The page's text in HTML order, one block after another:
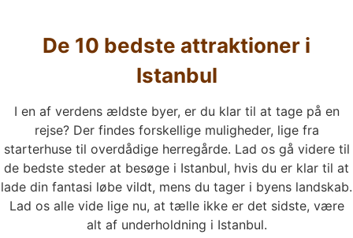
De 10 bedste attraktioner i
Istanbul
I en af verdens ældste byer, er du klar til at tage på en
rejse? Der findes forskellige muligheder, lige fra
starterhuse til overdådige herregårde. Lad os gå videre til
de bedste steder at besøge i Istanbul, hvis du er klar til at
lade din fantasi løbe vildt, mens du tager i byens landskab.
Lad os alle vide lige nu, at tælle ikke er det sidste, være
alt af underholdning i Istanbul.